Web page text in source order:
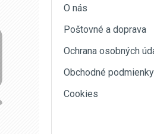
O nás
Poštovné a doprava
Ochrana osobných
Obchodné podmienky
Cookies